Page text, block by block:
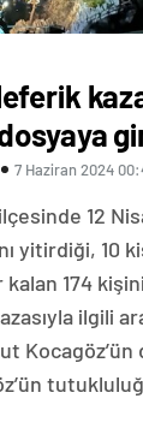
7 Haziran 2024
12
yitirdiği, 10
kalan 174
ilgili